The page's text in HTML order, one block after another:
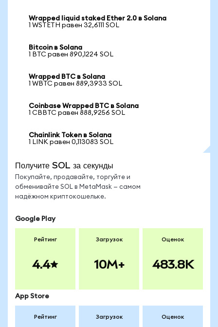
Wrapped liquid staked Ether 2.0 в Solana
1 WSTETH равен 32,6111 SOL
Bitcoin в Solana
1 BTC равен 890,1224 SOL
Wrapped BTC в Solana
1 WBTC равен 889,3933 SOL
Coinbase Wrapped BTC в Solana
1 CBBTC равен 888,9256 SOL
Chainlink Token в Solana
1 LINK равен 0,113083 SOL
Получите SOL за секунды
Покупайте, продавайте, торгуйте и
обменивайте SOL в MetaMask — самом
надёжном криптокошельке.
Google Play
Рейтинг
4.4
Загрузок
10M+
Оценок
483.8K
App Store
Рейтинг Загрузок Оценок